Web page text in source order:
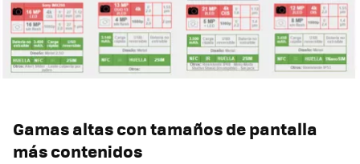
Gamas altas con tamaños de pantalla
más contenidos